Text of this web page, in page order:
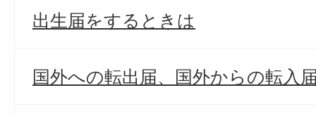
出生届をするときは
国外への転出届、国外からの転入